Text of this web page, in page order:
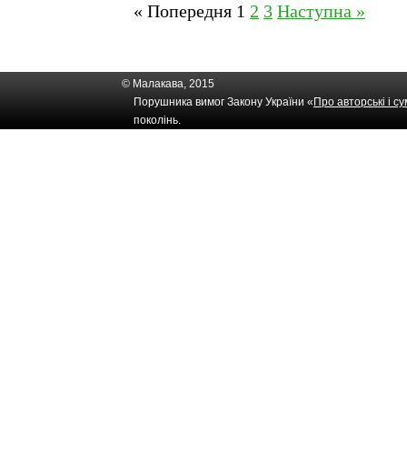
« Попередня 1 2 3 Наступна »
© Малакава, 2015
Порушника вимог Закону України « Про авторські і
поколінь.